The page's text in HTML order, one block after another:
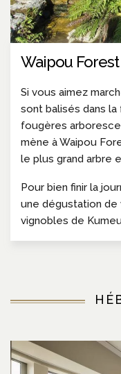
Waipou Forest
Si vous aimez
sont balisés dans
fougères
mène à Waipou
le plus grand arbre
Pour bien finir la
une dégustation de
vignobles de